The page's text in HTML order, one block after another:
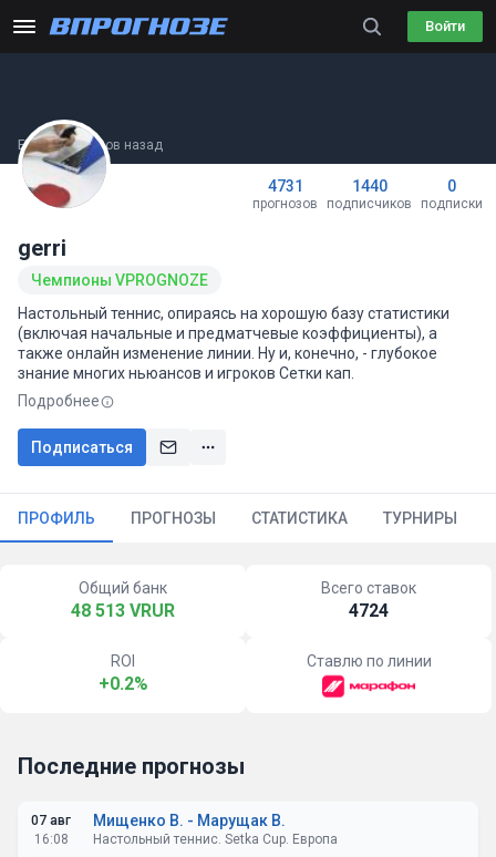
Войти
Был(а) 11 часов назад
4731
прогнозов
1440
подписчиков
0
подписки
gerri
Чемпионы VPROGNOZE
Настольный теннис, опираясь на хорошую базу статистики
(включая начальные и предматчевые коэффициенты), а
также онлайн изменение линии. Ну и, конечно, - глубокое
знание многих ньюансов и игроков Сетки кап.
Подробнее
Подписаться
ПРОФИЛЬ ПРОГНОЗЫ СТАТИСТИКА ТУРНИРЫ
Общий банк
48 513 VRUR
Всего ставок
4724
ROI
+0.2%
Ставлю по линии
Последние прогнозы
07 авг
16:08
Мищенко В. - Марущак В.
Настольный теннис. Setka Cup. Европа